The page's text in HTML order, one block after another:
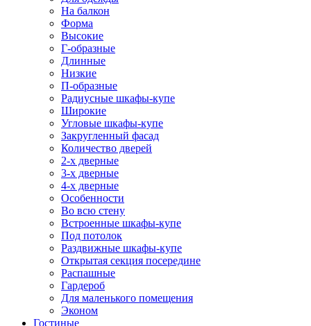
На балкон
Форма
Высокие
Г-образные
Длинные
Низкие
П-образные
Радиусные шкафы-купе
Широкие
Угловые шкафы-купе
Закругленный фасад
Количество дверей
2-х дверные
3-х дверные
4-х дверные
Особенности
Во всю стену
Встроенные шкафы-купе
Под потолок
Раздвижные шкафы-купе
Открытая секция посередине
Распашные
Гардероб
Для маленького помещения
Эконом
Гостиные